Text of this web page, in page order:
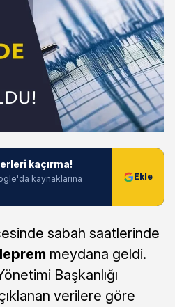
kaçırma!
kaynaklarına
sabah saatlerinde
meydana geldi.
Başkanlığı
verilere göre